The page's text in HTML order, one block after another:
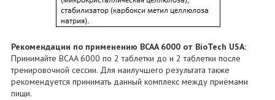
Рекомендации по применению BCAA 6000 от BioTech USA:
Принимайте BCAA 6000 по 2 таблетки до и 2 таблетки после
тренировочной сессии. Для наилучшего результата также
рекомендуется принимать данный комплекс между приёмами
пищи.